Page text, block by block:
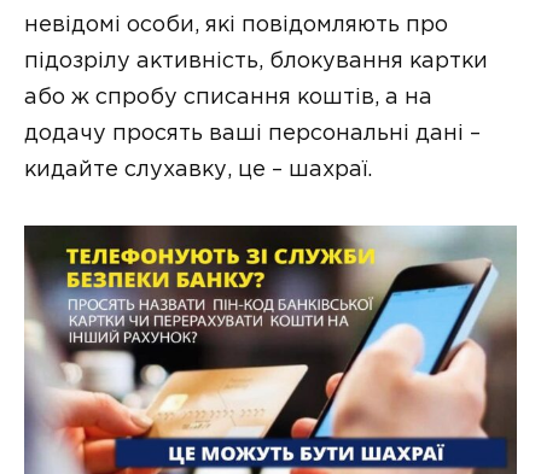
невідомі особи, які повідомляють про
підозрілу активність, блокування картки
або ж спробу списання коштів, а на
додачу просять ваші персональні дані –
кидайте слухавку, це – шахраї.